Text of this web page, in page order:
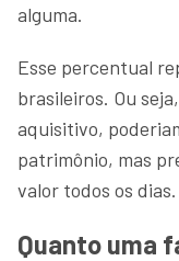
alguma.
Esse percentual
brasileiros. Ou
aquisitivo,
patrimônio, mas
valor todos os dias.
Quanto uma